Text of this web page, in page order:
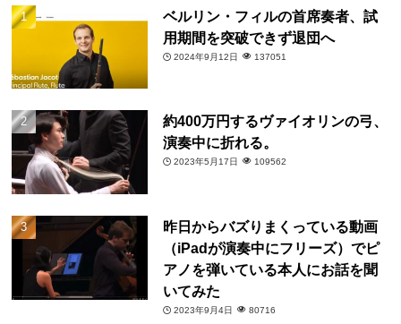
ベルリン・フィルの首席奏者、試
用期間を突破できず退団へ
2024年9月12日 137051
約400万円するヴァイオリンの弓、
演奏中に折れる。
2023年5月17日 109562
昨日からバズりまくっている動画
（iPadが演奏中にフリーズ）でピ
アノを弾いている本人にお話を聞
いてみた
2023年9月4日 80716